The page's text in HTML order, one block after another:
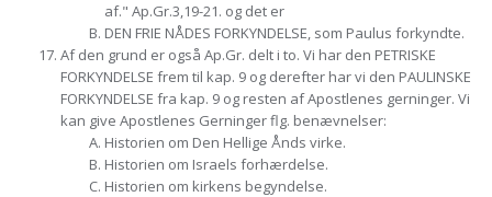
af." Ap.Gr.3,19-21. og det er
DEN FRIE NÅDES FORKYNDELSE, som Paulus forkyndte.
Af den grund er også Ap.Gr. delt i to. Vi har den PETRISKE
FORKYNDELSE frem til kap. 9 og derefter har vi den PAULINSKE
FORKYNDELSE fra kap. 9 og resten af Apostlenes gerninger. Vi
kan give Apostlenes Gerninger flg. benævnelser:
Historien om Den Hellige Ånds virke.
Historien om Israels forhærdelse.
Historien om kirkens begyndelse.